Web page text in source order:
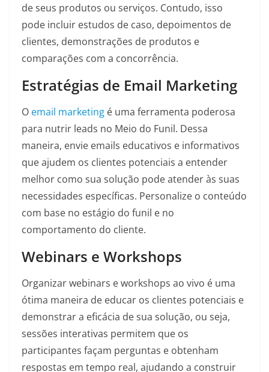
de seus produtos ou serviços. Contudo, isso
pode incluir estudos de caso, depoimentos de
clientes, demonstrações de produtos e
comparações com a concorrência.
Estratégias de Email Marketing
O email marketing é uma ferramenta poderosa
para nutrir leads no Meio do Funil. Dessa
maneira, envie emails educativos e informativos
que ajudem os clientes potenciais a entender
melhor como sua solução pode atender às suas
necessidades específicas. Personalize o conteúdo
com base no estágio do funil e no
comportamento do cliente.
Webinars e Workshops
Organizar webinars e workshops ao vivo é uma
ótima maneira de educar os clientes potenciais e
demonstrar a eficácia de sua solução, ou seja,
sessões interativas permitem que os
participantes façam perguntas e obtenham
respostas em tempo real, ajudando a construir